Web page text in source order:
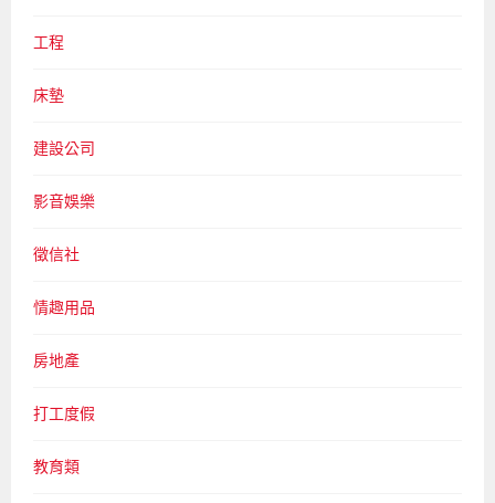
工程
床墊
建設公司
影音娛樂
徵信社
情趣用品
房地產
打工度假
教育類